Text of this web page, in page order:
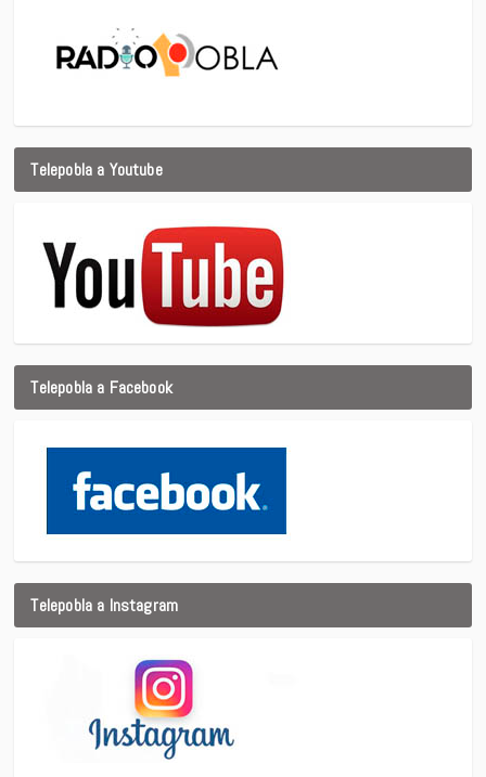
Telepobla a Youtube
Telepobla a Facebook
Telepobla a Instagram